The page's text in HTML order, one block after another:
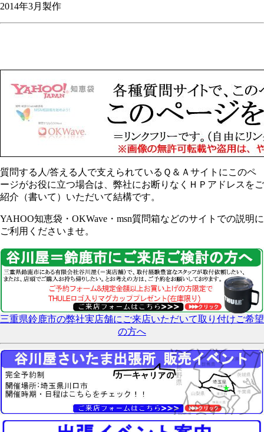
2014年3月製作
質問する人/答える人で支えられているＱ＆Ａサイトにこのペ
ージがお役に立つ場合は、弊社にお断りなくＨＰアドレスをご
紹介（書いて）いただいて結構です。
YAHOO知恵袋・OKWave・msn質問箱などのサイトでの説明に
ご利用くださいませ。
三重県鈴鹿市の弊社実店舗にご来店いただいて取り付けご希望
の方へ